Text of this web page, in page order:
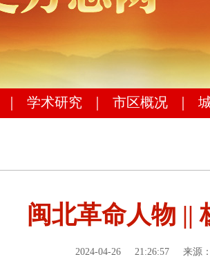
学术研究 市区概况
闽北革命人物 ||
2024-04-26 21:26:57 来源：